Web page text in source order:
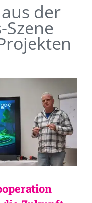
der